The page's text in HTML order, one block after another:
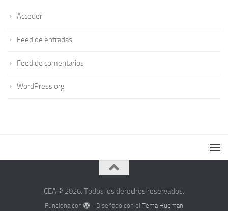
Acceder
Feed de entradas
Feed de comentarios
WordPress.org
CEA © 2026. Todos los derechos reservados.
Funciona con - Diseñado con elTema Hueman